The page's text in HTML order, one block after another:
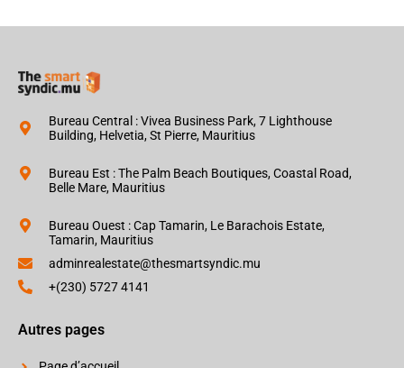
Bureau Central : Vivea Business Park, 7 Lighthouse
Building, Helvetia, St Pierre, Mauritius
Bureau Est : The Palm Beach Boutiques, Coastal Road,
Belle Mare, Mauritius
Bureau Ouest : Cap Tamarin, Le Barachois Estate,
Tamarin, Mauritius
adminrealestate@thesmartsyndic.mu
+(230) 5727 4141
Autres pages